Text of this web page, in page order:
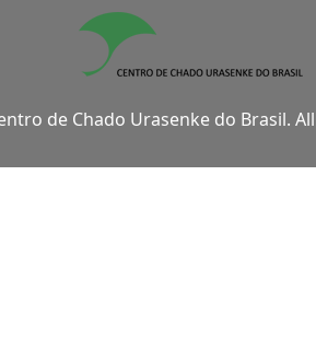
de Chado Urasenke do Brasil.